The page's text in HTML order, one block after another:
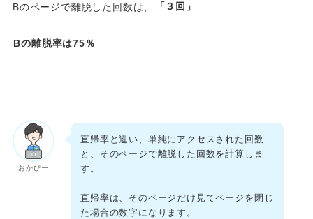
Bのページで離脱した回数は、 「３回」
Bの離脱率は75％
おかぴー
直帰率と違い、単純にアクセスされた回数
と、そのページで離脱した回数を計算しま
す。
直帰率は、そのページだけ見てページを閉じ
た場合の数字になります。